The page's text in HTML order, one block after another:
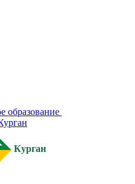
образование
Курган